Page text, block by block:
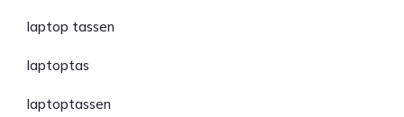
laptop tassen
laptoptas
laptoptassen